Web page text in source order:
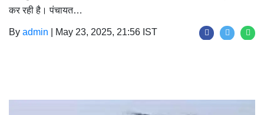
कर रही है। पंचायत…
By admin May 23, 2025, 21:56 IST